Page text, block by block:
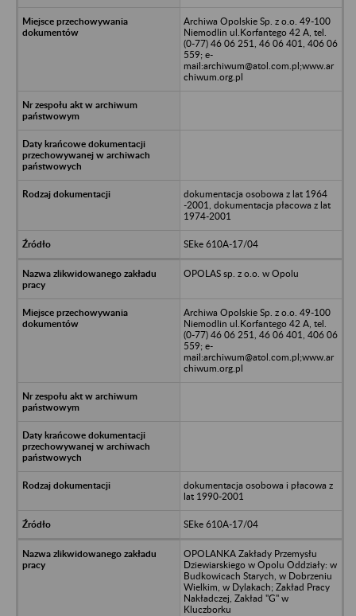
Archiwa Opolskie Sp. z o.o. 49-100
Niemodlin ul.Korfantego 42 A, tel.
(0-77) 46 06 251, 46 06 401, 406 06
559; e-
mail:archiwum@atol.com.pl;www.ar
chiwum.org.pl
dokumentacja osobowa z lat 1964
-2001, dokumentacja płacowa z lat
1974-2001
SEke 610A-17/04
OPOLAS sp. z o.o. w Opolu
Archiwa Opolskie Sp. z o.o. 49-100
Niemodlin ul.Korfantego 42 A, tel.
(0-77) 46 06 251, 46 06 401, 406 06
559; e-
mail:archiwum@atol.com.pl;www.ar
chiwum.org.pl
dokumentacja osobowa i płacowa z
lat 1990-2001
SEke 610A-17/04
OPOLANKA Zakłady Przemysłu
Dziewiarskiego w Opolu Oddziały: w
Budkowicach Starych, w Dobrzeniu
Wielkim, w Dylakach; Zakład Pracy
Nakładczej, Zakład "G" w
Kluczborku